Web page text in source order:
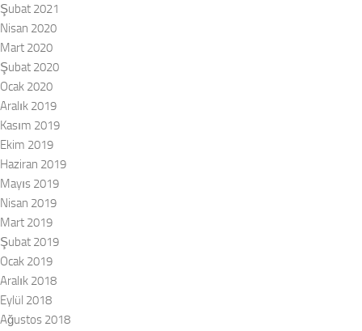
Şubat 2021
Nisan 2020
Mart 2020
Şubat 2020
Ocak 2020
Aralık 2019
Kasım 2019
Ekim 2019
Haziran 2019
Mayıs 2019
Nisan 2019
Mart 2019
Şubat 2019
Ocak 2019
Aralık 2018
Eylül 2018
Ağustos 2018